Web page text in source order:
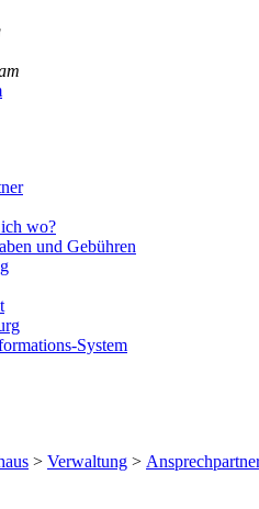
wo?
und Gebühren
System
> Verwaltung >